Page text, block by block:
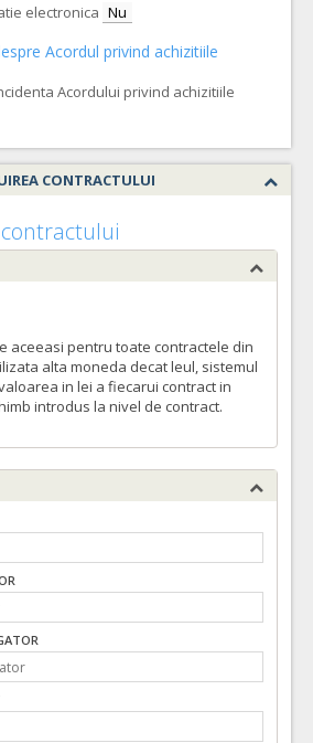
electronica Nu
Acordul privind achizitiile
Acordului privind achizitiile
CONTRACTULUI
aceeasi pentru toate contractele din
alta moneda decat leul, sistemul
in lei a fiecarui contract in
introdus la nivel de contract.